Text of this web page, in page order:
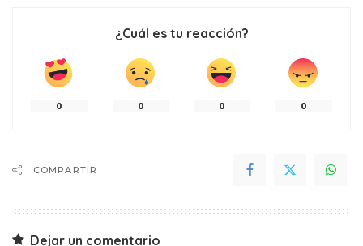
¿Cuál es tu reacción?
0 0 0 0
COMPARTIR
Dejar un comentario